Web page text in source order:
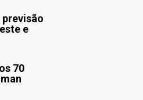
previsão
e
70